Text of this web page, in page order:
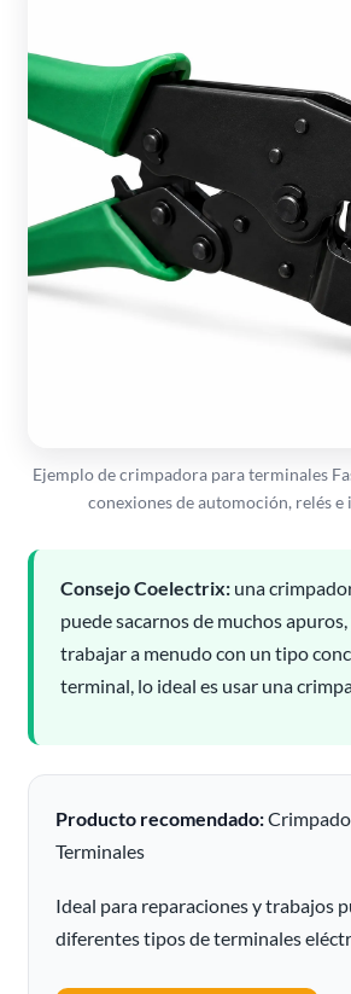
Ejemplo de crimpadora para terminales
conexiones de automoción, relés
Consejo Coelectrix:una
puede sacarnos de muchos
trabajar a menudo con un tipo
terminal, lo ideal es usar una
Producto recomendado:
Terminales
Ideal para reparaciones y trabajos
diferentes tipos de terminales